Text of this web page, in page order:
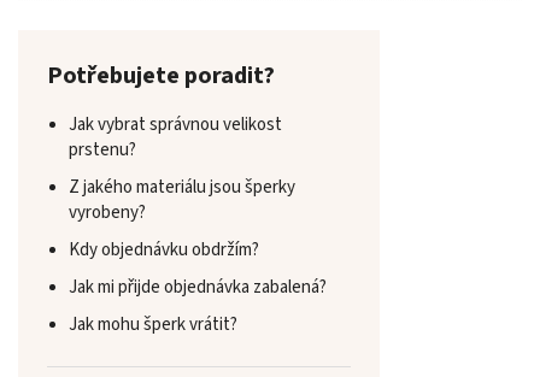
Potřebujete poradit?
Jak vybrat správnou velikost
prstenu?
Z jakého materiálu jsou šperky
vyrobeny?
Kdy objednávku obdržím?
Jak mi přijde objednávka zabalená?
Jak mohu šperk vrátit?